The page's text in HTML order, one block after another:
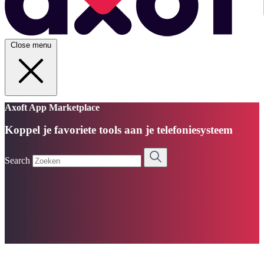
Close menu
Axoft App Marketplace
Koppel je favoriete tools aan je telefoniesysteem
Search